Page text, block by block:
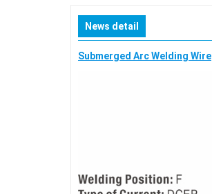
News detail
Submerged Arc Welding Wire